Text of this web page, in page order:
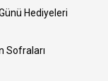
Hediyeleri
Sofraları